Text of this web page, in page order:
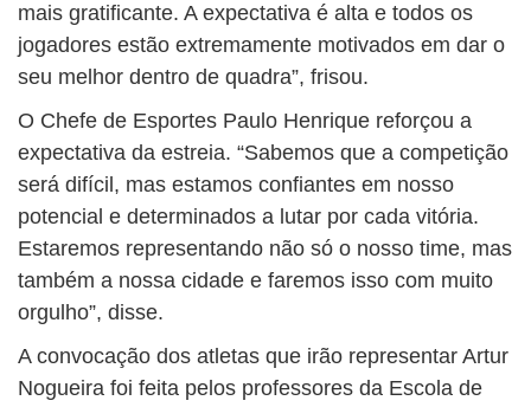
mais gratificante. A expectativa é alta e todos os
jogadores estão extremamente motivados em dar o
seu melhor dentro de quadra”, frisou.
O Chefe de Esportes Paulo Henrique reforçou a
expectativa da estreia. “Sabemos que a competição
será difícil, mas estamos confiantes em nosso
potencial e determinados a lutar por cada vitória.
Estaremos representando não só o nosso time, mas
também a nossa cidade e faremos isso com muito
orgulho”, disse.
A convocação dos atletas que irão representar Artur
Nogueira foi feita pelos professores da Escola de